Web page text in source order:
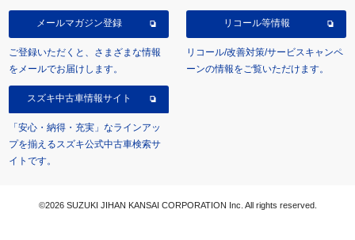
メールマガジン登録
ご登録いただくと、さまざまな情報
をメールでお届けします。
リコール等情報
リコール/改善対策/サービスキャンペ
ーンの情報をご覧いただけます。
スズキ中古車情報サイト
「安心・納得・充実」なラインアッ
プを揃えるスズキ公式中古車検索サ
イトです。
©2026 SUZUKI JIHAN KANSAI CORPORATION Inc. All rights reserved.